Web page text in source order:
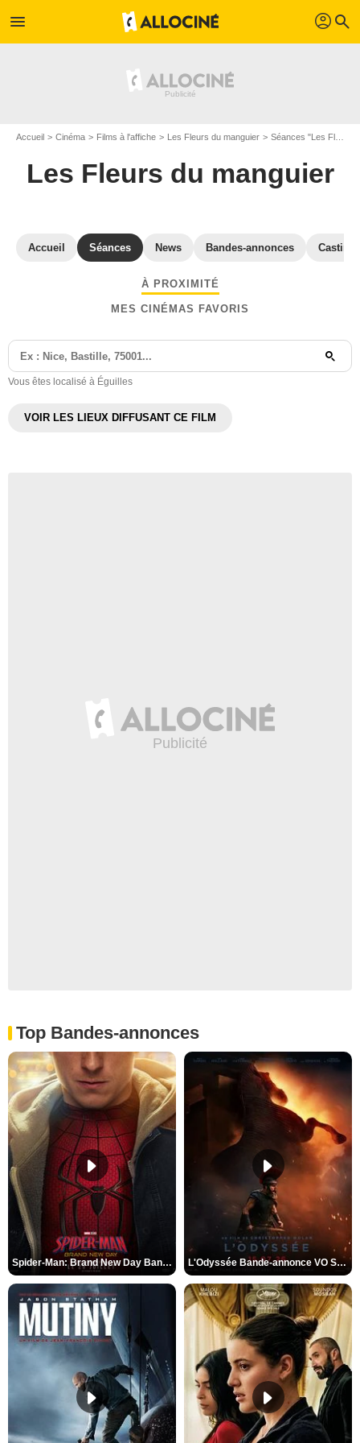
menu profil search
Accueil Cinéma Films à l'affiche Les Fleurs du manguier Séances "Les Fleurs du manguier" Bouches-du-Rhône
Les Fleurs du manguier
Accueil Séances News Bandes-annonces Casting
À PROXIMITÉ
MES CINÉMAS FAVORIS
Vous êtes localisé à Éguilles
VOIR LES LIEUX DIFFUSANT CE FILM
Top Bandes-annonces
Spider-Man: Brand New Day Bande-annonce VO STFR L'Odyssée Bande-annonce VO STFR